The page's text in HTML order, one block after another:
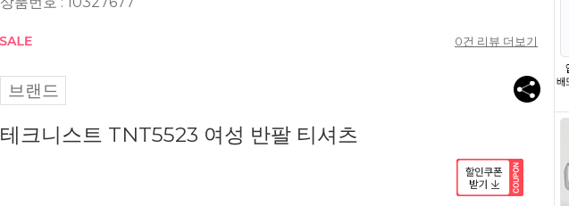
0건 리뷰 더보기
브랜드
테크니스트 TNT5523 여성 반팔 티셔츠